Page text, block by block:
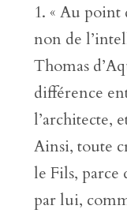
« Au point
non de
Thomas
différence
l’architecte,
Ainsi, toute
le Fils, parce
par lui,